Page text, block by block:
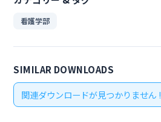
看護学部
SIMILAR DOWNLOADS
関連ダウンロードが見つかりません !